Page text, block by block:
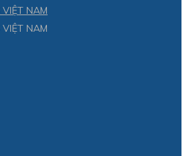
VIỆT NAM
VIỆT NAM